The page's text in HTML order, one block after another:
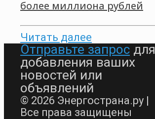
более миллиона рублей
Читать далее
Отправьте запрос для
добавления ваших
новостей или
объявлений
© 2026 Энергострана.ру |
Все права защищены